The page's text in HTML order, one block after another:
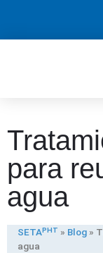
para
agua
SETAᴾᴴᵀ » Blog »
agua